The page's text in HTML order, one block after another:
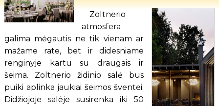
Zoltnerio
atmosfera
galima mėgautis ne tik vienam ar
mažame rate, bet ir didesniame
renginyje kartu su draugais ir
šeima. Zoltnerio židinio salė bus
puiki aplinka jaukiai šeimos šventei.
Didžiojoje salėje susirenka iki 50